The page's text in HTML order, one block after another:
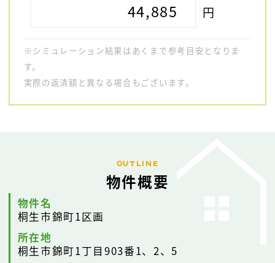
44,885 円
※シミュレーション結果はあくまで参考目安となりま
す。
実際の返済額と異なる場合もございます。
OUTLINE
物件概要
物件名
桐生市錦町1区画
所在地
桐生市錦町1丁目903番1、2、5